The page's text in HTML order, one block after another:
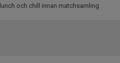
och chill innan matchsamling